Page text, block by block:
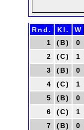
Rnd. Kl. W
1
(B) 0
2
(C) 1
3
(B) 0
4
(C) 1
5
(B) 0
6
(C) 1
7
(B) 0